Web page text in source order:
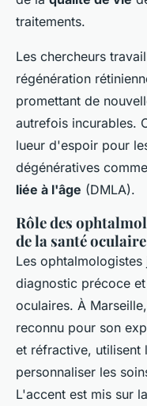
traitements.
Les chercheurs
régénération
promettant de
autrefois incurables.
lueur d'espoir pour
dégénératives
liée à l'âge (DMLA).
Rôle des
de la santé oculaire
Les
diagnostic précoce
oculaires. À
reconnu pour son
et réfractive, utilisent
personnaliser les
L'accent est mis sur la